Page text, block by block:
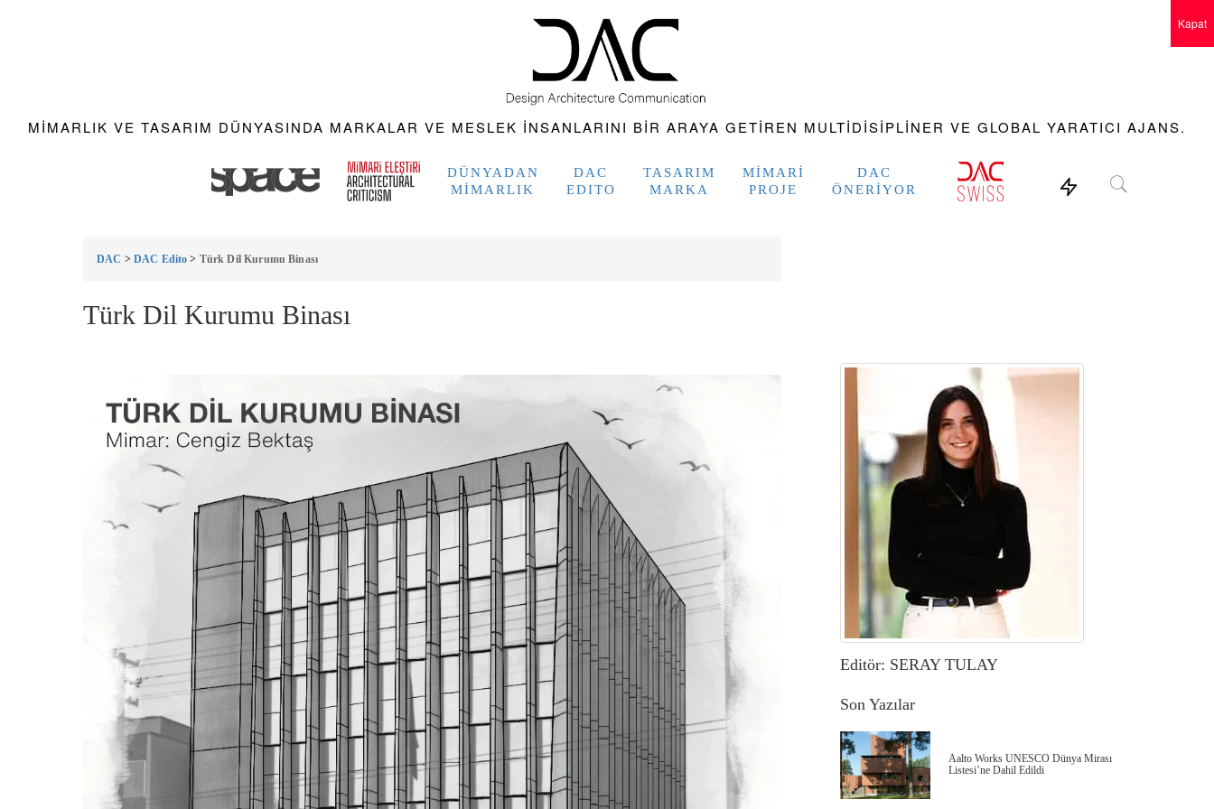
MIMARLIK VE TASARIM DÜNYASINDA MARKALAR VE MESLEK INSANLARINI BIR ARAYA GETIREN MULTIDISIPLINER VE GLOBAL YARATICI AJANS.
DÜNYADAN
MIMARLIK
DAC
EDITO
TASARIM
MARKA
MIMARI
PROJE
DAC
ÖNERIYOR
DAC > DAC Edito > Türk Dil Kurumu Binası
Türk Dil Kurumu Binası
Editör: SERAY TULAY
Son Yazılar
Aalto Works UNESCO Dünya Mirası
Listesi’ne Dahil Edildi
Kapat